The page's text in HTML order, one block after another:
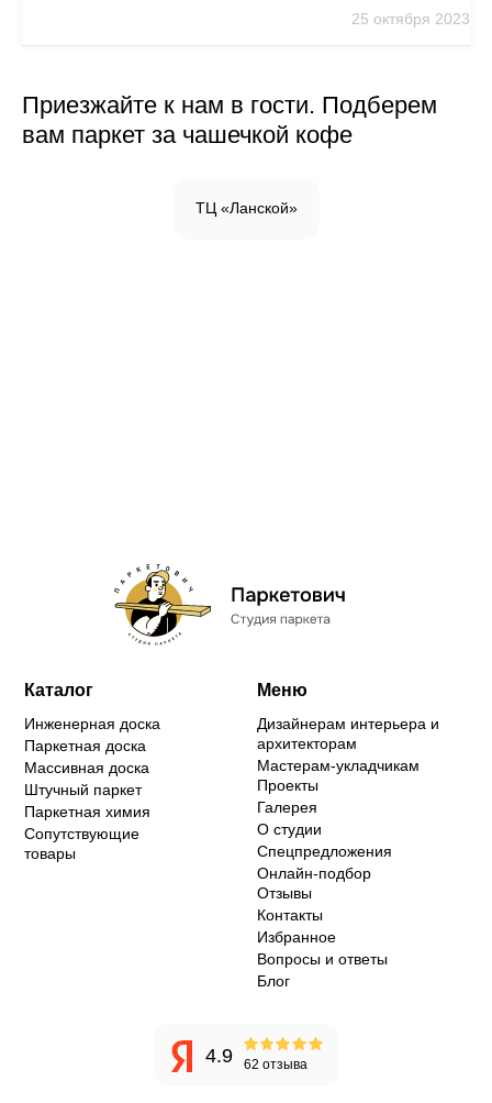
25 октября 2023
Приезжайте к нам в гости. Подберем
вам паркет за чашечкой кофе
ТЦ «Ланской»
Каталог
Инженерная доска
Паркетная доска
Массивная доска
Штучный паркет
Паркетная химия
Сопутствующие
товары
Меню
Дизайнерам интерьера и
архитекторам
Мастерам-укладчикам
Проекты
Галерея
О студии
Спецпредложения
Онлайн-подбор
Отзывы
Контакты
Избранное
Вопросы и ответы
Блог
4.9 62 отзыва